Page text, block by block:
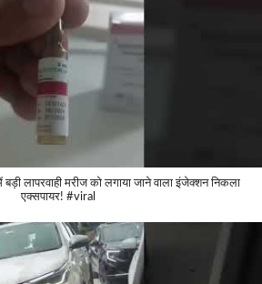
लापरवाही मरीज को लगाया जाने वाला इंजेक्शन निकला
एक्सपायर! #viral